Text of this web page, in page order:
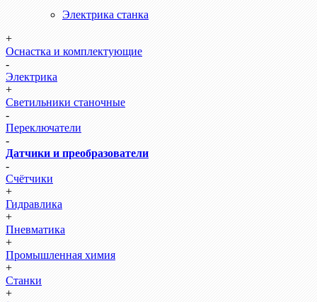
Электрика станка
+
Оснастка и комплектующие
-
Электрика
+
Светильники станочные
-
Переключатели
-
Датчики и преобразователи
-
Счётчики
+
Гидравлика
+
Пневматика
+
Промышленная химия
+
Станки
+